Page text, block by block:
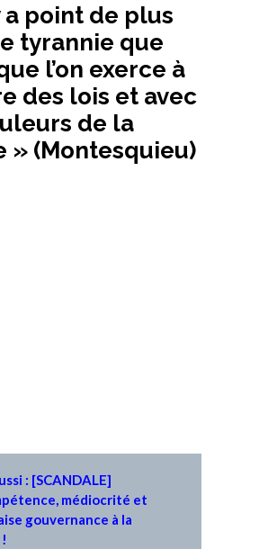
a point de plus
tyrannie que
l’on exerce à
des lois et avec
de la
» (Montesquieu)
: [SCANDALE]
médiocrité et
gouvernance à la